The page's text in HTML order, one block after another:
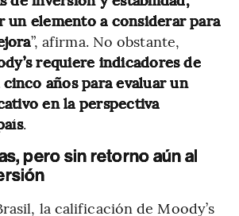
un elemento a considerar para
”, afirma. No obstante,
requiere indicadores de
años para evaluar un
en la perspectiva
.
pero sin retorno aún al
la calificación de Moody’s